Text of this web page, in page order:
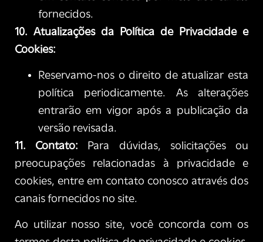
fornecidos.
10. Atualizações da Política de Privacidade e
Cookies:
Reservamo-nos o direito de atualizar esta
política periodicamente. As alterações
entrarão em vigor após a publicação da
versão revisada.
11. Contato: Para dúvidas, solicitações ou
preocupações relacionadas à privacidade e
cookies, entre em contato conosco através dos
canais fornecidos no site.
Ao utilizar nosso site, você concorda com os